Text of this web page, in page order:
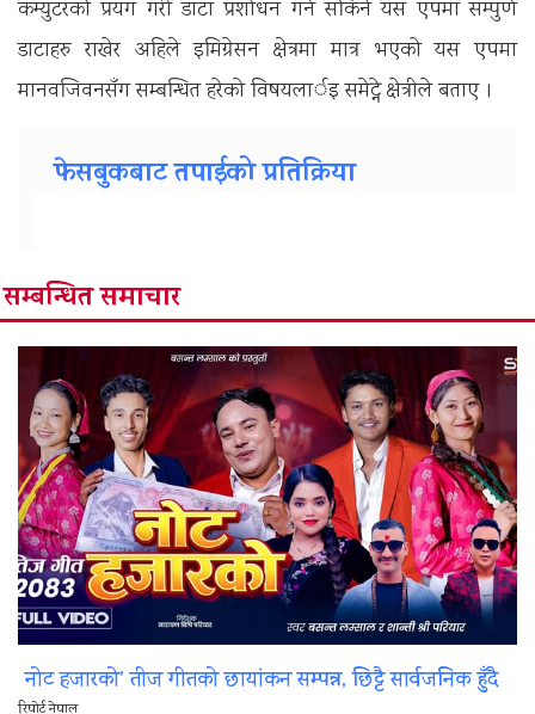
कम्युटरको प्रयग गरी डाटा प्रशोधन गर्न सकिने यस एपमा सम्पुर्ण
डाटाहरु राखेर अहिले इमिग्रेसन क्षेत्रमा मात्र भएको यस एपमा
मानवजिवनसँग सम्बन्धित हरेको विषयलार्इ समेट्ने क्षेत्रीले बताए ।
फेसबुकबाट तपाईको प्रतिक्रिया
सम्बन्धित समाचार
नोट हजारको’ तीज गीतको छायांकन सम्पन्न, छिट्टै सार्वजनिक हुँदै